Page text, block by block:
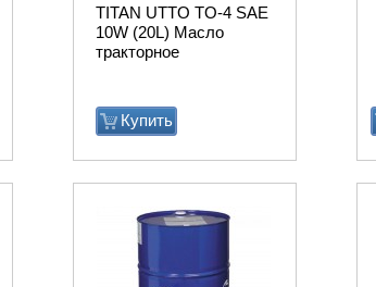
TITAN UTTO TO-4 SAE
10W (20L) Масло
тракторное
Купить